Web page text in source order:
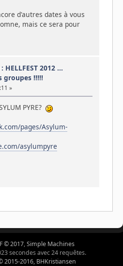
d'autres dates à vous
mais ce sera pour
: HELLFEST 2012 ...
groupes !!!!!
»
PYRE?
pages/Asylum-
asylumpyre
© 2017,Simple Machines
secondes avec 24 requêtes.
2015-2016, BHKristiansen